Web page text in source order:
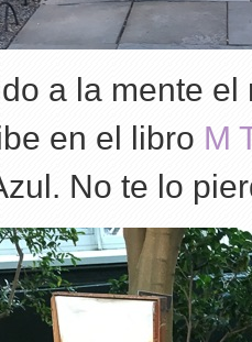
a la mente el
en el libro M
No te lo